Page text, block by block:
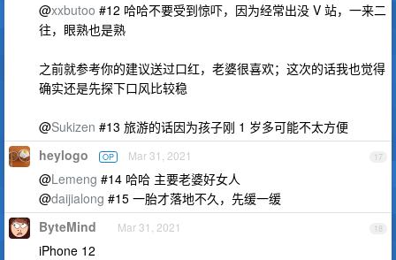
@xxbutoo #12 哈哈不要受到惊吓，因为经常出没 V 站，一来二
往，眼熟也是熟
之前就参考你的建议送过口红，老婆很喜欢；这次的话我也觉得
确实还是先探下口风比较稳
@Sukizen #13 旅游的话因为孩子刚 1 岁多可能不太方便
17
heylogo OP Mar 31, 2021
@Lemeng #14 哈哈 主要老婆好女人
@daijialong #15 一胎才落地不久，先缓一缓
18
ByteMind Mar 31, 2021
iPhone 12